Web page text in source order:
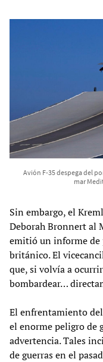
Avión F-35 despega del
mar
Sin embargo, el
Deborah Bronnert al
emitió un informe de
británico. El
que, si volvía a
bombardear…
El enfrentamiento
el enorme peligro de
advertencia. Tales
de guerras en el